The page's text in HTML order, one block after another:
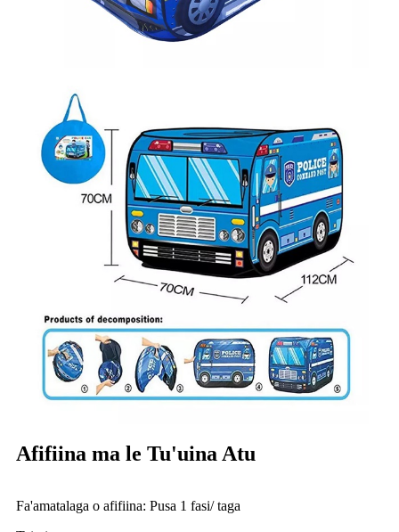
Afifiina ma le Tu'uina Atu
Fa'amatalaga o afifiina: Pusa 1 fasi/ taga